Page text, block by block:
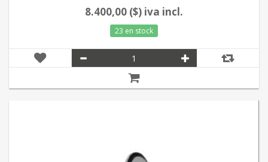
8.400,00 ($) iva incl.
23 en stock